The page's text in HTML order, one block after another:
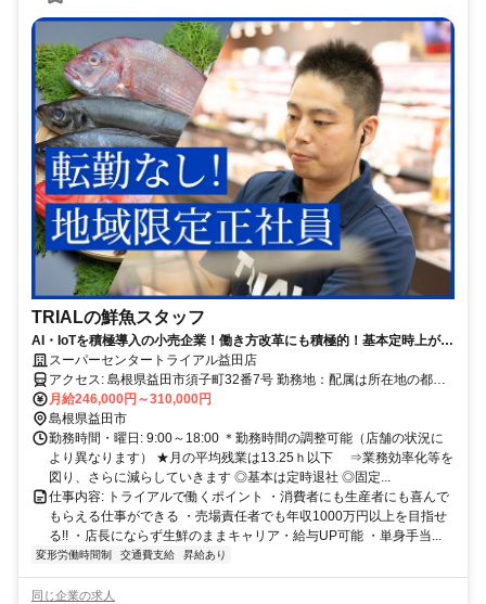
TRIALの鮮魚スタッフ
AI・IoTを積極導入の小売企業！働き方改革にも積極的！基本定時上が
り！スーパーセンタートライアル益田店
アクセス: 島根県益田市須子町32番7号 勤務地：配属は所在地の都道
府県 ※初任地は最寄りの店舗又は希望エリアを優先し配属します。
※エリア内勤務または全国勤務いずれか希望を選択できます。
月給246,000円～310,000円
島根県益田市
勤務時間・曜日: 9:00～18:00 ＊勤務時間の調整可能（店舗の状況に
より異なります） ★月の平均残業は13.25ｈ以下 ⇒業務効率化等を
図り、さらに減らしていきます ◎基本は定時退社 ◎固定...
仕事内容: トライアルで働くポイント ・消費者にも生産者にも喜んで
もらえる仕事ができる ・売場責任者でも年収1000万円以上を目指せ
る!! ・店長にならず生鮮のままキャリア・給与UP可能 ・単身手当...
変形労働時間制 交通費支給 昇給あり
同じ企業の求人